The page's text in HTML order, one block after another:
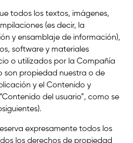
todos los textos, imágenes,
(es decir, la
y ensamblaje de información),
software y materiales
o utilizados por la Compañía
son propiedad nuestra o de
y el Contenido y
del usuario”, como se
expresamente todos los
los derechos de propiedad